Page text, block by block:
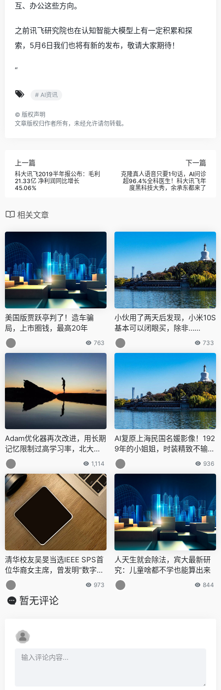
互、办公这些方向。
之前讯飞研究院也在认知智能大模型上有一定积累和探
索，5月6日我们也将有新的发布，敬请大家期待！
“
# AI资讯
© 版权声明
文章版权归作者所有，未经允许请勿转载。
上一篇
科大讯飞2019半年报公布：毛利
21.33亿 净利润同比增长
45.06%
下一篇
克隆真人语音只要1句话，AI问诊
超96.4%全科医生！科大讯飞年
度黑科技大秀，余承东都来了
相关文章
美国版贾跃亭判了！造车骗
局，上市圈钱，最高20年
763
小伙用了两天后发现，小米10S
基本可以闭眼买，除非……
733
Adam优化器再次改进，用长期
记忆限制过高学习率，北大孙
栩课题组提出
1,114
AI复原上海民国名媛影像！192
9年的小姐姐，时装精致不输现
在
936
清华校友吴旻当选IEEE SPS首
位华裔女主席，曾发明“数字水
印”防伪技术
973
人天生就会除法，宾大最新研
究：儿童啥都不学也能算出来
844
暂无评论